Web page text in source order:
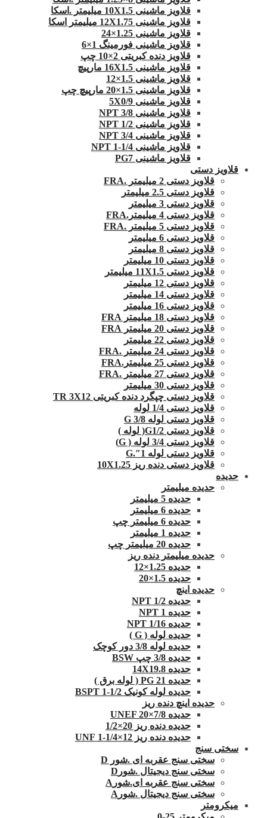
قلاویز ماشینی 10X1.5 میلیمتر .اسکا
قلاویز ماشینی 12X1.75 میلیمتر اسکا
قلاویز ماشینی 1.25×24
قلاویز ماشینی فورمینگ 1×6
قلاویز دنده کبریتی 2×10 چپ
قلاویز ماشینی 16X1.5 مارپیچ
قلاویز ماشینی 1.5×12
قلاویز ماشینی 1.5×20 مارپیچ چپ
قلاویز ماشینی 5X0/9
قلاویز ماشینی 3/8 NPT
قلاویز ماشینی 1/2 NPT
قلاویز ماشینی 3/4 NPT
قلاویز ماشینی 1/4-1 NPT
قلاویز ماشینی PG7
قلاویز دستی
قلاویز دستی 2 میلیمتر .FRA
قلاویز دستی 2.5 میلیمتر
قلاویز دستی 3 میلیمتر
قلاویز دستی 4 میلیمتر.FRA
قلاویز دستی 5 میلیمتر .FRA
قلاویز دستی 6 میلیمتر
قلاویز دستی 8 میلیمتر
قلاویز دستی 10 میلیمتر
قلاویز دستی 11X1.5 میلیمتر
قلاویز دستی 12 میلیمتر
قلاویز دستی 14 میلیمتر
قلاویز دستی 16 میلیمتر
قلاویز دستی 18 میلیمتر FRA
قلاویز دستی 20 میلیمتر FRA
قلاویز دستی 22 میلیمتر
قلاویز دستی 24 میلیمتر .FRA
قلاویز دستی 25 میلیمتر.FRA
قلاویز دستی 27 میلیمتر .FRA
قلاویز دستی 30 میلیمتر
قلاویز دستی چپگرد دنده کبریتی TR 3X12
قلاویز دستی 1/4 لوله
قلاویز دستی لوله G 3/8
قلاویز دستی G1/2( لوله )
قلاویز دستی 3/4 لوله ( G)
قلاویز دستی لوله 1″.G
قلاویز دستی دنده ریز 10X1.25
حدیده
حدیده میلیمتر
حدیده 5 میلیمتر
حدیده 6 میلیمتر
حدیده 6 میلیمتر چپ
حدیده 1 میلیمتر
حدیده 20 میلیمتر چپ
حدیده میلیمتر دنده ریز
حدیده 1.25×12
حدیده 1.5×20
حدیده اینچ
حدیده 1/2 NPT
حدیده NPT 1
حدیده 1/16 NPT
حدیده لوله ( G )
حدیده لوله 3/8 دور کوچک
حدیده 3/8 چپ BSW
حدیده 14X19.8
حدیده 21 PG ( لوله برق )
حدیده لوله کونیک 1/2-1 BSPT
حدیده اینچ دنده ریز
حدیده UNEF 20×7/8
حدیده دنده ریز 20×1/2
حدیده دنده ریز 12×1/4-1 UNF
سختی سنج
سختی سنج عقربه ای .شور D
سختی سنج دیجیتال .شورD
سختی سنج عقربه ای.شورA
سختی سنج دیجیتال .شورA
میکرومتر